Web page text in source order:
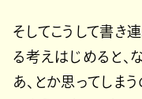
そしてこうして書き
る考えはじめると、
あ、とか思ってしま